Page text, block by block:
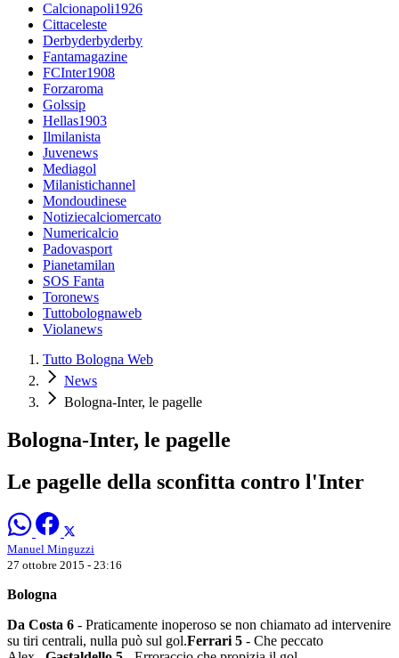
Calcionapoli1926
Cittaceleste
Derbyderbyderby
Fantamagazine
FCInter1908
Forzaroma
Golssip
Hellas1903
Ilmilanista
Juvenews
Mediagol
Milanistichannel
Mondoudinese
Notiziecalciomercato
Numericalcio
Padovasport
Pianetamilan
SOS Fanta
Toronews
Tuttobolognaweb
Violanews
Tutto Bologna Web
News
Bologna-Inter, le pagelle
Bologna-Inter, le pagelle
Le pagelle della sconfitta contro l'Inter
Manuel Minguzzi
27 ottobre 2015 - 23:16
Bologna
Da Costa 6 - Praticamente inoperoso se non chiamato ad intervenire
su tiri centrali, nulla può sul gol.Ferrari 5 - Che peccato